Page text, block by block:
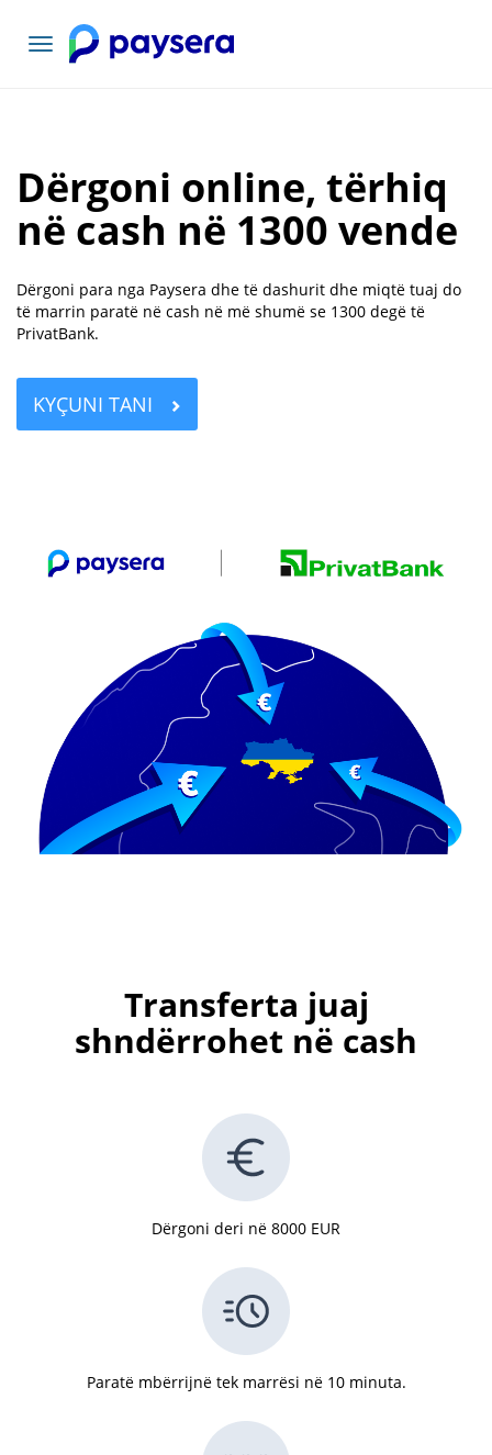
Lundrimi
toggle
Dërgoni online, tërhiq
në cash në 1300 vende
Dërgoni para nga Paysera dhe të dashurit dhe miqtë tuaj do
të marrin paratë në cash në më shumë se 1300 degë të
PrivatBank.
KYÇUNI TANI
Transferta juaj
shndërrohet në cash
Dërgoni deri në 8000 EUR
Paratë mbërrijnë tek marrësi në 10 minuta.